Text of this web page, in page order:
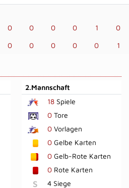
0 0 0 0 1 0
0 0 0 0 0 1
2.Mannschaft
18Spiele
0Tore
0Vorlagen
0Gelbe Karten
0Gelb-Rote Karten
0Rote Karten
S 4 Siege